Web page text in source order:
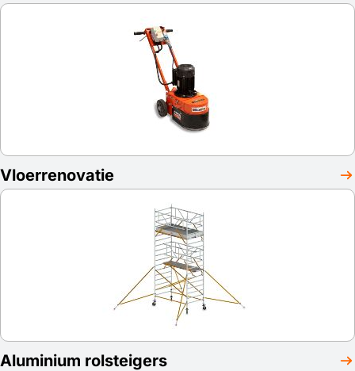
Vloerrenovatie
Aluminium rolsteigers